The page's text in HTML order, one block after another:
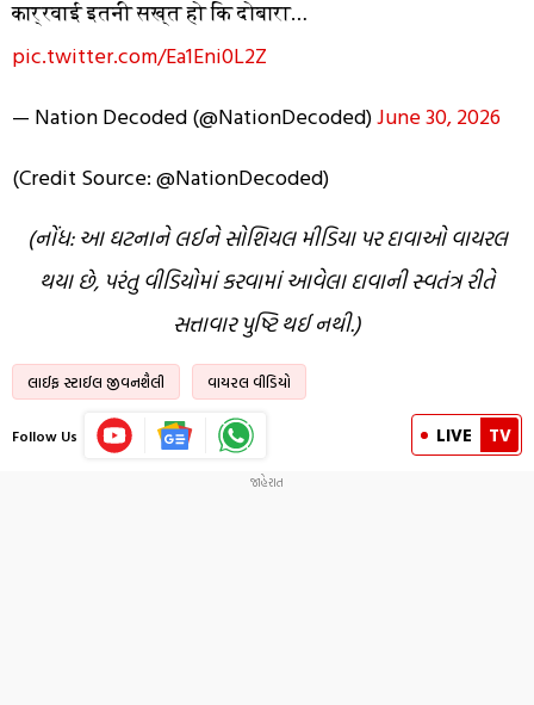
कार्रवाई इतनी सख्त हो कि दोबारा…
pic.twitter.com/Ea1Eni0L2Z
— Nation Decoded (@NationDecoded)June 30, 2026
(Credit Source: @NationDecoded)
(નોંધ: આ ઘટનાને લઈને સોશિયલ મીડિયા પર દાવાઓ વાયરલ
થયા છે, પરંતુ વીડિયોમાં કરવામાં આવેલા દાવાની સ્વતંત્ર રીતે
સત્તાવાર પુષ્ટિ થઈ નથી.)
લાઈફ સ્ટાઈલ જીવનશૈલી વાયરલ વીડિયો
Follow Us LIVE TV